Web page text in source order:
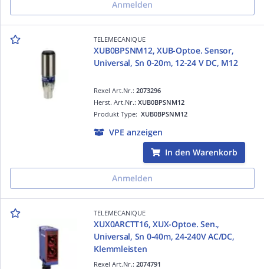
Anmelden
TELEMECANIQUE
XUB0BPSNM12, XUB-Optoe. Sensor,
Universal, Sn 0-20m, 12-24 V DC, M12
Rexel Art.Nr.:2073296
Produkt Type:XUB0BPSNM12
Herst. Art.Nr.:XUB0BPSNM12
VPE anzeigen
In den Warenkorb
Anmelden
TELEMECANIQUE
XUX0ARCTT16, XUX-Optoe. Sen.,
Universal, Sn 0-40m, 24-240V AC/DC,
Klemmleisten
Rexel Art.Nr.:2074791